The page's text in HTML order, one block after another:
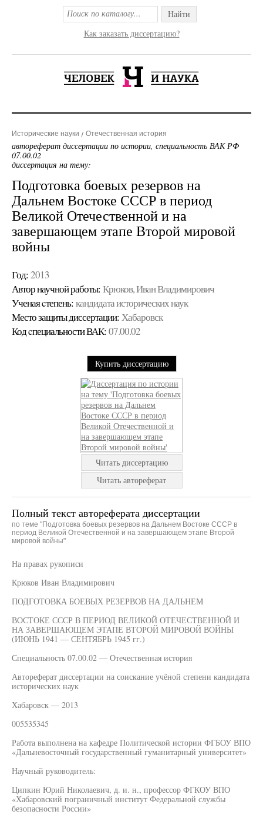
Найти
Как заказать диссертацию?
Исторические науки Отечественная история
автореферат диссертации по истории, специальность ВАК РФ
07.00.02
диссертация на тему:
Подготовка боевых резервов на
Дальнем Востоке СССР в период
Великой Отечественной и на
завершающем этапе Второй мировой
войны
Год: 2013
Автор научной работы: Крюков, Иван Владимирович
Ученая cтепень: кандидата исторических наук
Место защиты диссертации: Хабаровск
Код cпециальности ВАК: 07.00.02
Купить диссертацию
Читать диссертацию
Читать автореферат
Полный текст автореферата диссертации
по теме "Подготовка боевых резервов на Дальнем Востоке СССР в
период Великой Отечественной и на завершающем этапе Второй
мировой войны"
На правах рукописи
Крюков Иван Владимирович
ПОДГОТОВКА БОЕВЫХ РЕЗЕРВОВ НА ДАЛЬНЕМ
ВОСТОКЕ СССР В ПЕРИОД ВЕЛИКОЙ ОТЕЧЕСТВЕННОЙ И
НА ЗАВЕРШАЮЩЕМ ЭТАПЕ ВТОРОЙ МИРОВОЙ ВОЙНЫ
(ИЮНЬ 1941 — СЕНТЯБРЬ 1945 гг.)
Специальность 07.00.02 — Отечественная история
Автореферат диссертации на соискание учёной степени кандидата
исторических наук
Хабаровск — 2013
005535345
Работа выполнена на кафедре Политической истории ФГБОУ ВПО
«Дальневосточный государственный гуманитарный университет»
Научный руководитель:
Ципкин Юрий Николаевич, д. и. н., профессор ФГКОУ ВПО
«Хабаровский пограничный институт Федеральной службы
безопасности России»